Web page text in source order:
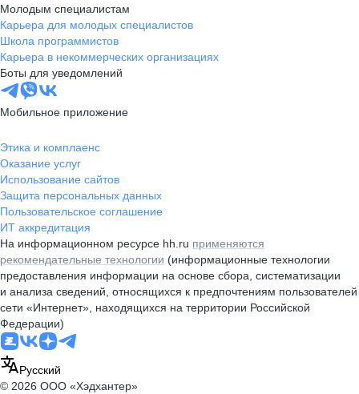
Молодым специалистам
Карьера для молодых специалистов
Школа программистов
Карьера в некоммерческих организациях
Боты для уведомлений
Мобильное приложение
Этика и комплаенс
Оказание услуг
Использование сайтов
Защита персональных данных
Пользовательское соглашение
ИТ аккредитация
На информационном ресурсе hh.ru применяются
рекомендательные технологии (информационные технологии
предоставления информации на основе сбора, систематизации
и анализа сведений, относящихся к предпочтениям пользователей
сети «Интернет», находящихся на территории Российской
Федерации)
Русский
© 2026 ООО «Хэдхантер»